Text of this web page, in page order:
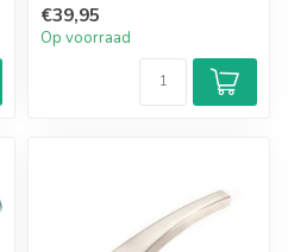
€39,95
Op voorraad